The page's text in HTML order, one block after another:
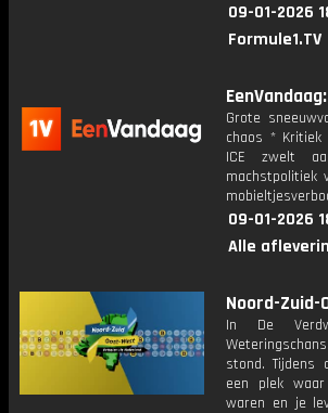
09-01-2026
Formule1.TV
Grote
chaos * Kritiek
ICE zwelt
machstpolitiek
09-01-2026
Alle
Noord-Zuid-
In De
stond. Tijdens
een plek waar
waren en je